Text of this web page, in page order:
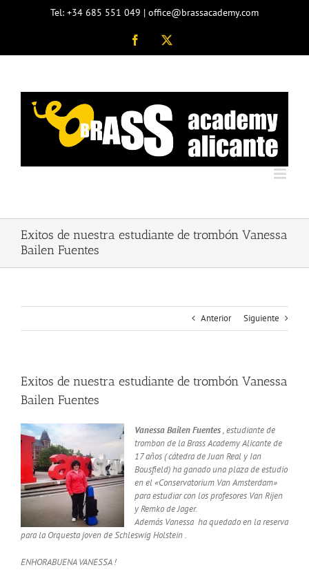
Tel: +34 685 551 049 | office@brassacademy.com
Facebook
Exitos de nuestra estudiante de trombón Vanessa
Bailen Fuentes
Anterior Siguiente
Exitos de nuestra estudiante de trombón Vanessa
Bailen Fuentes
Vanessa Bailen Fuentes, estudiante de
trombon de la Brass Academy Alicante de
17 años ( cátedra de Juan Real y Ian
Bousfield) ha ganado una plaza de estudio
en el «Conservatorium Van Amsterdam»
para estudiar con los profesores Van Rijen
y Remko de Jager.
Además Vanessa ha quedado en la reserva
para la Orquesta joven de Schleswig Holstein .
ENHORABUENA VANESSA !